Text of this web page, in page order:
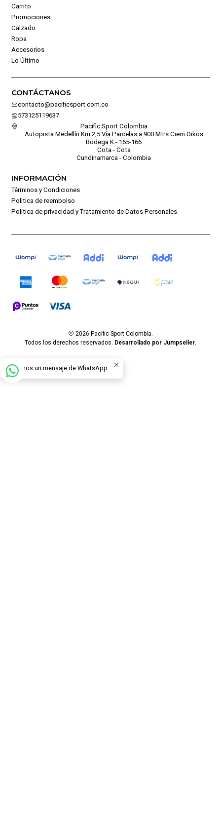
Carrito
Promociones
Calzado
Ropa
Accesorios
Lo Último
CONTÁCTANOS
contacto@pacificsport.com.co
573125119637
Pacific Sport Colombia
Autopista Medellín Km 2,5 Vía Parcelas a 900 Mtrs Ciem Oikos
Bodega K - 165-166
Cota - Cota
Cundinamarca - Colombia
INFORMACIÓN
Términos y Condiciones
Politica de reembolso
Política de privacidad y Tratamiento de Datos Personales
2026 Pacific Sport Colombia.
Todos los derechos reservados. Desarrollado por Jumpseller.
Envíanos un mensaje de WhatsApp